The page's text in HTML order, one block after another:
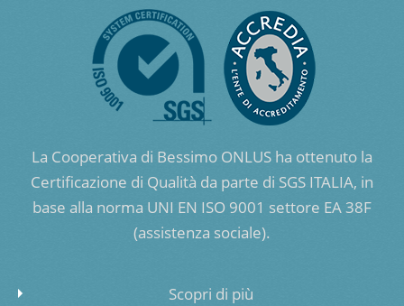
La Cooperativa di Bessimo ONLUS ha ottenuto la
Certificazione di Qualità da parte di SGS ITALIA, in
base alla norma UNI EN ISO 9001 settore EA 38F
(assistenza sociale).
Scopri di più